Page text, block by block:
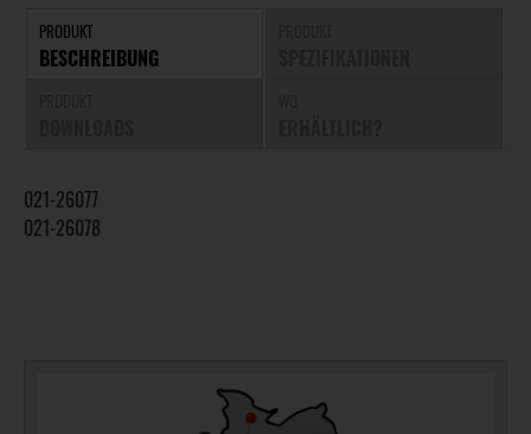
PRODUKT
BESCHREIBUNG
021-26077
021-26078